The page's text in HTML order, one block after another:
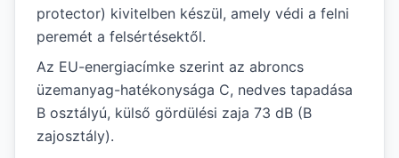
protector) kivitelben készül, amely védi a felni
peremét a felsértésektől.
Az EU-energiacímke szerint az abroncs
üzemanyag-hatékonysága C, nedves tapadása
B osztályú, külső gördülési zaja 73 dB (B
zajosztály).